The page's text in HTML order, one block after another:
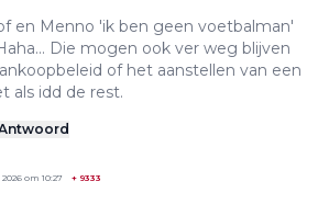
en Menno 'ik ben geen voetbalman'
Die mogen ook ver weg blijven
of het aanstellen van een
als idd de rest.
om 10:27 + 9333